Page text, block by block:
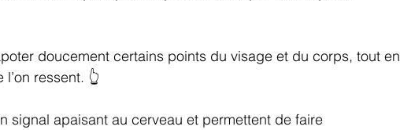
doucement certains points du visage et du corps, tout en
ressent. 👆
signal apaisant au cerveau et permettent de faire